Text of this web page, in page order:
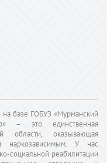
на базе ГОБУЗ «Мурманский
– это единственная
области, оказывающая
наркозависимым. У нас
социальной реабилитации